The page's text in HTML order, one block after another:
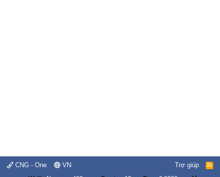
CNG - One VN Trợ giúp
R